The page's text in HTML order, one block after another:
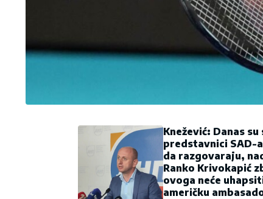
Knežević: Danas
predstavnici SAD-
da razgovaraju,
Ranko Krivokapić
ovoga neće
američku